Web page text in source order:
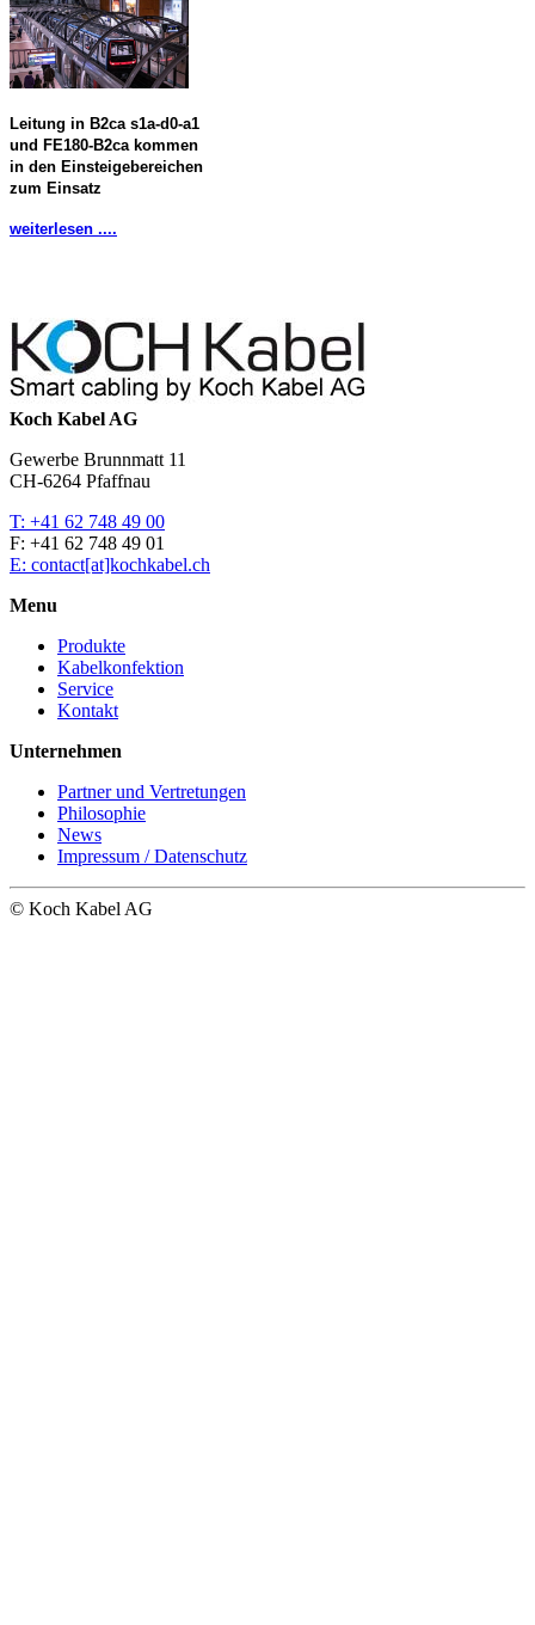
Leitung in B2ca s1a-d0-a1
und FE180-B2ca kommen
in den Einsteigebereichen
zum Einsatz
weiterlesen ....
Koch Kabel AG
Gewerbe Brunnmatt 11
CH-6264 Pfaffnau
T: +41 62 748 49 00
F: +41 62 748 49 01
E: contact[at]kochkabel.ch
Menu
Produkte
Kabelkonfektion
Service
Kontakt
Unternehmen
Partner und Vertretungen
Philosophie
News
Impressum / Datenschutz
© Koch Kabel AG